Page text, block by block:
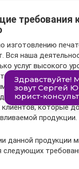
требования
изготовлению
Вся наша
услуг высокого
легких путей,
требованиям. Все
со стороны
клиентов, которые
продукции.
данной продукции
следующих